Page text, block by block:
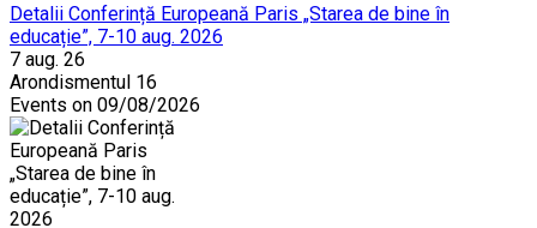
Detalii Conferință Europeană Paris „Starea de bine în
educație”, 7-10 aug. 2026
7 aug. 26
Arondismentul 16
Events on 09/08/2026